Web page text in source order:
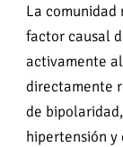
La comunidad
factor causal
activamente
directamente
de
hipertensión y